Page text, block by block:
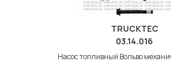
TRUCKTEC
03.14.016
Насос топливный Вольво